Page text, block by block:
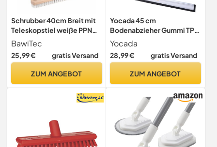
Schrubber 40cm Breit mit
Teleskopstiel weiße PPN
Borsten Stiel Lang
BawiTec
25,99 € gratis Versand
ZUM ANGEBOT
Yocada 45 cm
Bodenabzieher Gummi TPR
Klinge Schrubber Besen 157
cm Stange Haushalt Besen
für Garage Innenhof Dusche
Marmor Glas Fliesen Wasser
Reinigung
Yocada
28,99 € gratis Versand
ZUM ANGEBOT